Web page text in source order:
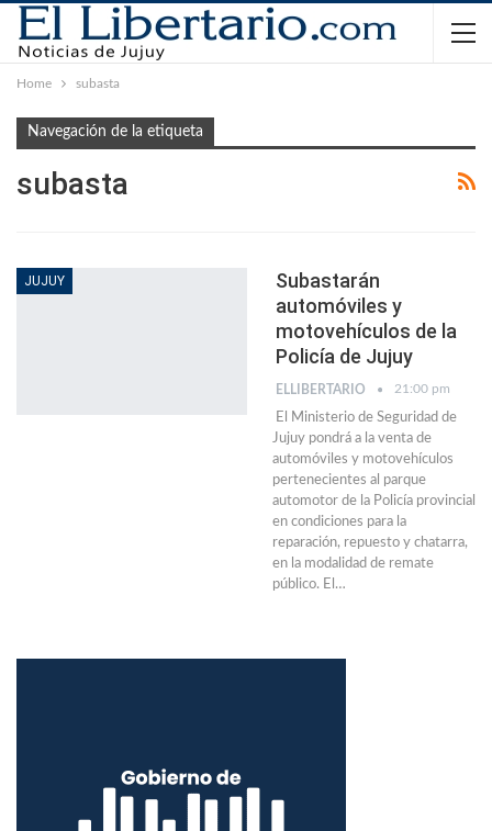
Home subasta
Navegación de la etiqueta
subasta
JUJUY
Subastarán
automóviles y
motovehículos de la
Policía de Jujuy
ELLIBERTARIO 21:00 pm
El Ministerio de Seguridad de
Jujuy pondrá a la venta de
automóviles y motovehículos
pertenecientes al parque
automotor de la Policía provincial
en condiciones para la
reparación, repuesto y chatarra,
en la modalidad de remate
público. El…